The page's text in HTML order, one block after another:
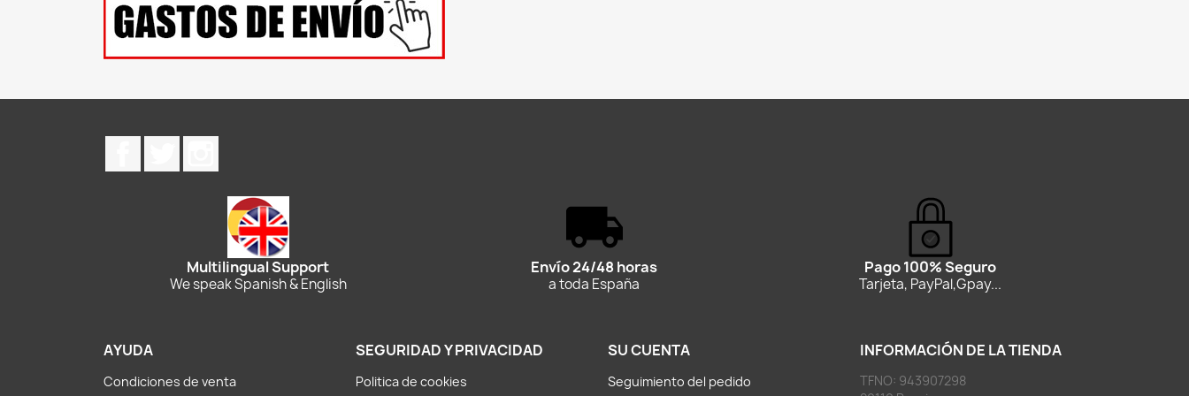
Multilingual Support
We speak Spanish & English
Envío 24/48 horas
a toda España
Pago 100% Seguro
Tarjeta, PayPal,Gpay...
AYUDA
Condiciones de venta
SEGURIDAD Y PRIVACIDAD
Politica de cookies
SU CUENTA
Seguimiento del pedido
INFORMACIÓN DE LA TIENDA
TFNO: 943907298